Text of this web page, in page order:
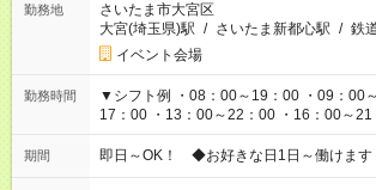
勤務地
さいたま市大宮区
大宮(埼玉県)駅 / さいたま新都心駅 / 鉄
イベント会場
勤務時間
▼シフト例 ・08：00～19：00 ・09：00
17：00 ・13：00～22：00 ・16：00～21：00 など多数
仕事により勤務時間が異なります
期間 即日～OK！ ◆お好きな日1日～働けま